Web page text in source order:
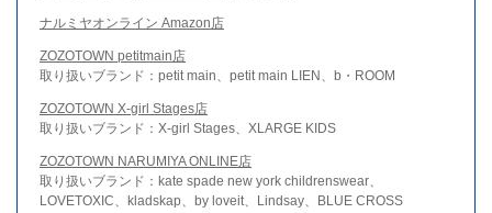
ナルミヤオンライン Amazon店
ZOZOTOWN petitmain店
取り扱いブランド：petit main、petit main LIEN、b・ROOM
ZOZOTOWN X-girl Stages店
取り扱いブランド：X-girl Stages、XLARGE KIDS
ZOZOTOWN NARUMIYA ONLINE店
取り扱いブランド：kate spade new york childrenswear、
LOVETOXIC、kladskap、by loveit、Lindsay、BLUE CROSS